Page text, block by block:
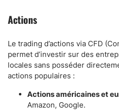
Actions
Le trading d’actions via CFD
permet d’investir sur des
locales sans posséder
actions populaires :
Actions américaines et
Amazon, Google.